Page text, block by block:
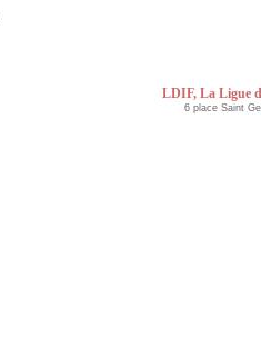
LDIF, La Ligue
6 place Saint